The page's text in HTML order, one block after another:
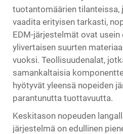
tuotantomäärien tilanteissa,
vaadita erityisen tarkasti,
EDM-järjestelmät ovat
ylivertaisen suurten
vuoksi. Teollisuudenalat,
samankaltaisia
hyötyvät yleensä nopeiden
parantunutta tuottavuutta.
Keskitason nopeuden
järjestelmä on edullinen